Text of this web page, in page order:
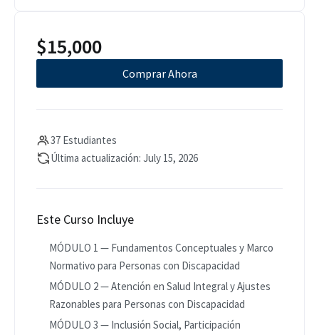
$15,000
Comprar Ahora
37 Estudiantes
Última actualización: July 15, 2026
Este Curso Incluye
MÓDULO 1 — Fundamentos Conceptuales y Marco
Normativo para Personas con Discapacidad
MÓDULO 2 — Atención en Salud Integral y Ajustes
Razonables para Personas con Discapacidad
MÓDULO 3 — Inclusión Social, Participación